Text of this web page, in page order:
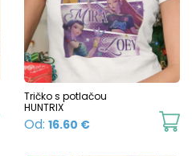
options
may
chosen
on
This
Tričko s potlačou
HUNTRIX
Od: 16.60 €